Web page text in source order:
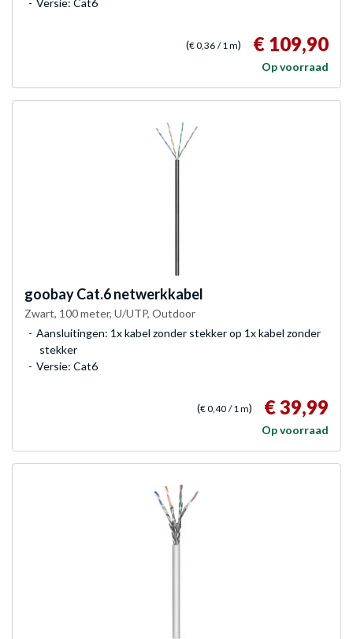
Versie: Cat6
(€ 0,36 / 1 m) € 109,90
Op voorraad
goobayCat.6 netwerkkabel
Zwart, 100 meter, U/UTP, Outdoor
Aansluitingen: 1x kabel zonder stekker op 1x kabel zonder
stekker
Versie: Cat6
(€ 0,40 / 1 m) € 39,99
Op voorraad